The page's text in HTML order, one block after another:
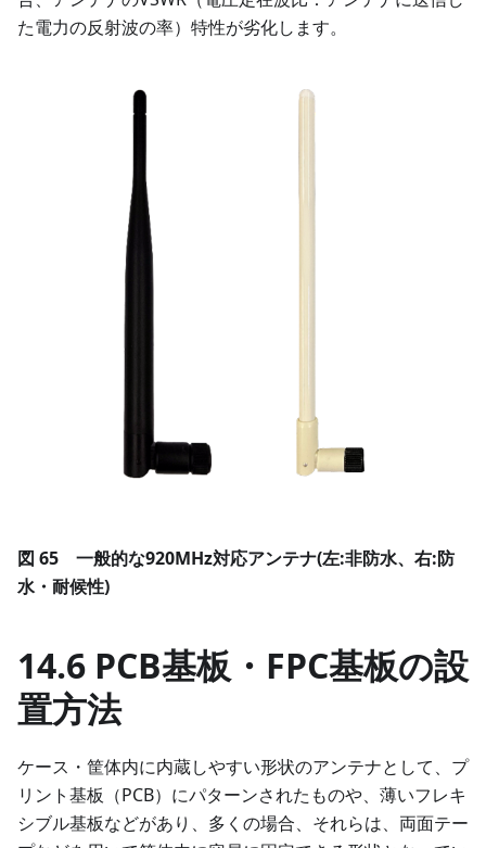
た電力の反射波の率）特性が劣化します。
図 65 一般的な920MHz対応アンテナ(左:非防水、右:防
水・耐候性)
14.6 PCB基板・FPC基板の設
置方法
ケース・筐体内に内蔵しやすい形状のアンテナとして、プ
リント基板（PCB）にパターンされたものや、薄いフレキ
シブル基板などがあり、多くの場合、それらは、両面テー